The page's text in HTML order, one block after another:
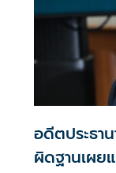
อดีตประธา
ผิดฐานเผย